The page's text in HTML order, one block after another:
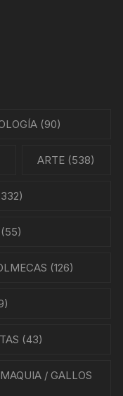
(90)
ARTE (538)
(55)
(126)
(43)
/ GALLOS